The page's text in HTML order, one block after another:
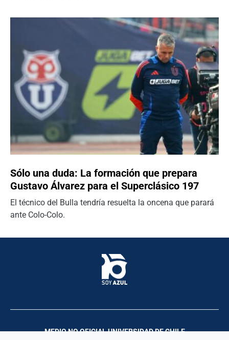
Sólo una duda: La formación que prepara
Gustavo Álvarez para el Superclásico 197
El técnico del Bulla tendría resuelta la oncena que parará
ante Colo-Colo.
MEDIO NO OFICIAL UNIVERSIDAD DE CHILE